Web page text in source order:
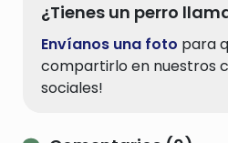
¿Tienes un perro
Envíanos una foto para
compartirlo en nuestros
sociales!